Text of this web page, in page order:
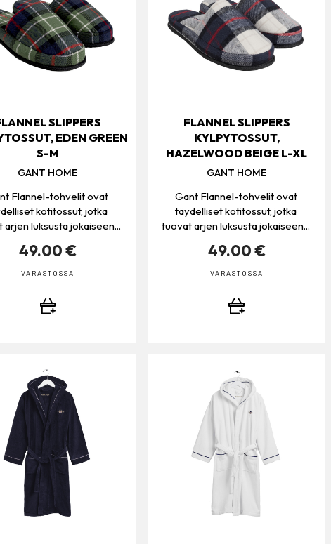
SLIPPERS
EDEN GREEN
S-M
GANT HOME
Flannel-tohvelit ovat
kotitossut, jotka
arjen luksusta jokaiseen...
49.00 €
VARASTOSSA
FLANNEL SLIPPERS
KYLPYTOSSUT,
HAZELWOOD BEIGE L-XL
GANT HOME
Gant Flannel-tohvelit ovat
täydelliset kotitossut, jotka
tuovat arjen luksusta jokaiseen...
49.00 €
VARASTOSSA